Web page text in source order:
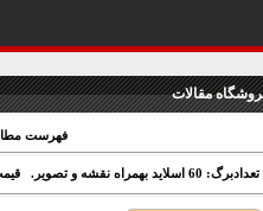
مقالات
فهرست
تعدادبرگ: 60 اسلاید بهمراه نقشه و تصویر. قیمت: